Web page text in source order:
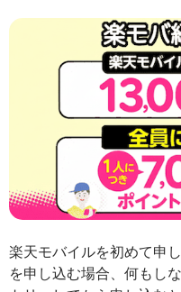
楽天モバイルを初めて申
を申し込む場合、何もし